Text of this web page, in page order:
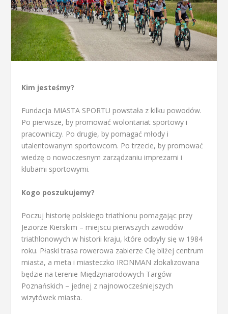
Kim jesteśmy?
Fundacja MIASTA SPORTU powstała z kilku powodów.
Po pierwsze, by promować wolontariat sportowy i
pracowniczy. Po drugie, by pomagać młody i
utalentowanym sportowcom. Po trzecie, by promować
wiedzę o nowoczesnym zarządzaniu imprezami i
klubami sportowymi.
Kogo poszukujemy?
Poczuj historię polskiego triathlonu pomagając przy
Jeziorze Kierskim – miejscu pierwszych zawodów
triathlonowych w historii kraju, które odbyły się w 1984
roku. Płaski trasa rowerowa zabierze Cię bliżej centrum
miasta, a meta i miasteczko IRONMAN zlokalizowana
będzie na terenie Międzynarodowych Targów
Poznańskich – jednej z najnowocześniejszych
wizytówek miasta.